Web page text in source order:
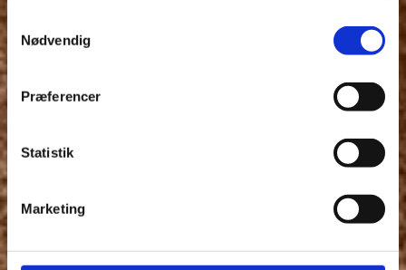
Nødvendig
Præferencer
Statistik
Marketing